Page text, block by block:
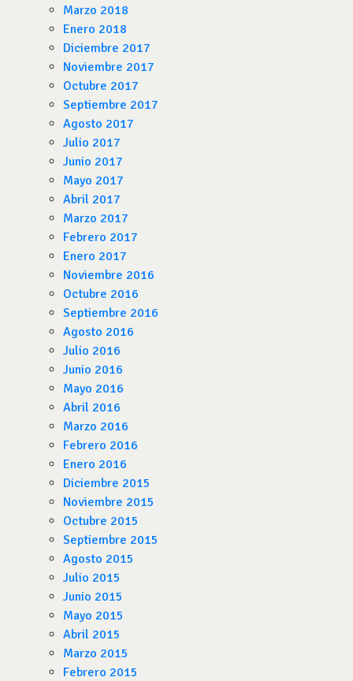
Marzo 2018
Enero 2018
Diciembre 2017
Noviembre 2017
Octubre 2017
Septiembre 2017
Agosto 2017
Julio 2017
Junio 2017
Mayo 2017
Abril 2017
Marzo 2017
Febrero 2017
Enero 2017
Noviembre 2016
Octubre 2016
Septiembre 2016
Agosto 2016
Julio 2016
Junio 2016
Mayo 2016
Abril 2016
Marzo 2016
Febrero 2016
Enero 2016
Diciembre 2015
Noviembre 2015
Octubre 2015
Septiembre 2015
Agosto 2015
Julio 2015
Junio 2015
Mayo 2015
Abril 2015
Marzo 2015
Febrero 2015